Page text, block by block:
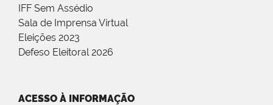
IFF Sem Assédio
Sala de Imprensa Virtual
Eleições 2023
Defeso Eleitoral 2026
ACESSO À INFORMAÇÃO